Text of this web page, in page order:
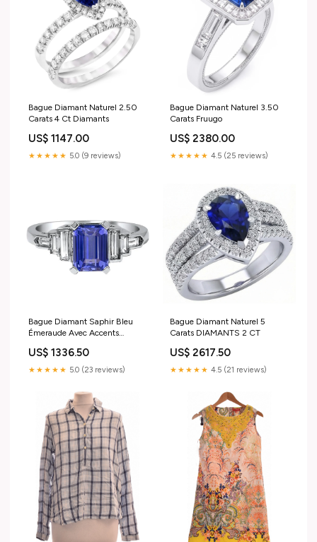
Bague Diamant Naturel 2.50
Carats 4 Ct Diamants
US$ 1147.00
★★★★★ 5.0 (9 reviews)
Bague Diamant Naturel 3.50
Carats Fruugo
US$ 2380.00
★★★★★ 4.5 (25 reviews)
Bague Diamant Saphir Bleu
Émeraude Avec Accents
US$ 1336.50
★★★★★ 5.0 (23 reviews)
Bague Diamant Naturel 5
Carats DIAMANTS 2 CT
US$ 2617.50
★★★★★ 4.5 (21 reviews)